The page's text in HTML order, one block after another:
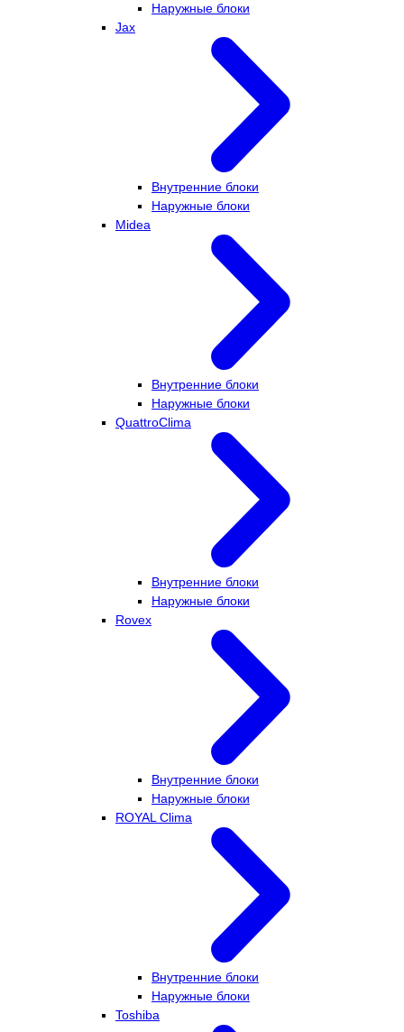
Наружные блоки
Jax
Внутренние блоки
Наружные блоки
Midea
Внутренние блоки
Наружные блоки
QuattroClima
Внутренние блоки
Наружные блоки
Rovex
Внутренние блоки
Наружные блоки
ROYAL Clima
Внутренние блоки
Наружные блоки
Toshiba